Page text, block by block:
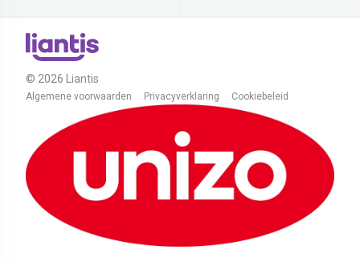
© 2026 Liantis
Algemene voorwaarden Privacyverklaring Cookiebeleid